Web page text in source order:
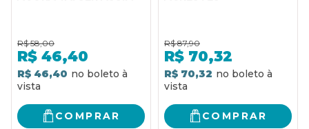
R$ 58,00
R$ 46,40
R$ 46,40
COMPRAR
R$ 87,90
R$ 70,32
R$ 70,32
COMPRAR